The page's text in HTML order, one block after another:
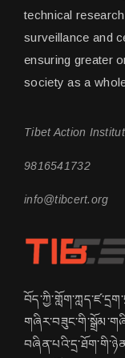
technical
surveillance and
ensuring greater
society as a
Tibet Action
9816541732
info@tibcert.org